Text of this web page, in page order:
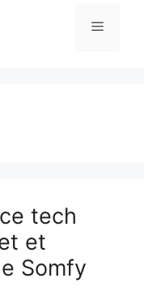
Menu
tech
et
Somfy